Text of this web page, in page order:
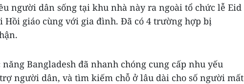
người dân sống tại khu nhà này ra ngoài tổ chức lễ Eid
Hồi giáo cùng với gia đình. Đã có 4 trường hợp bị
Bangladesh đã nhanh chóng cung cấp nhu yếu
người dân, và tìm kiếm chỗ ở lâu dài cho số người mất